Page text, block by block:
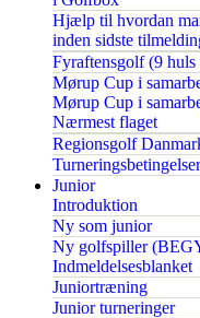
Hjælp til hvordan
inden sidste
Fyraftensgolf (9
Mørup Cup i
Mørup Cup i
Nærmest flaget
Regionsgolf
Turneringsbetingelser
Junior
Introduktion
Ny som junior
Ny golfspiller
Indmeldelsesblanket
Juniortræning
Junior turneringer